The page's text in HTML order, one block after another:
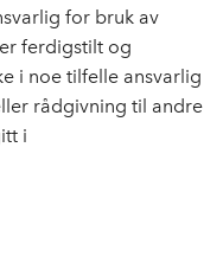
for bruk av
ferdigstilt og
i noe tilfelle ansvarlig
rådgivning til andre
i